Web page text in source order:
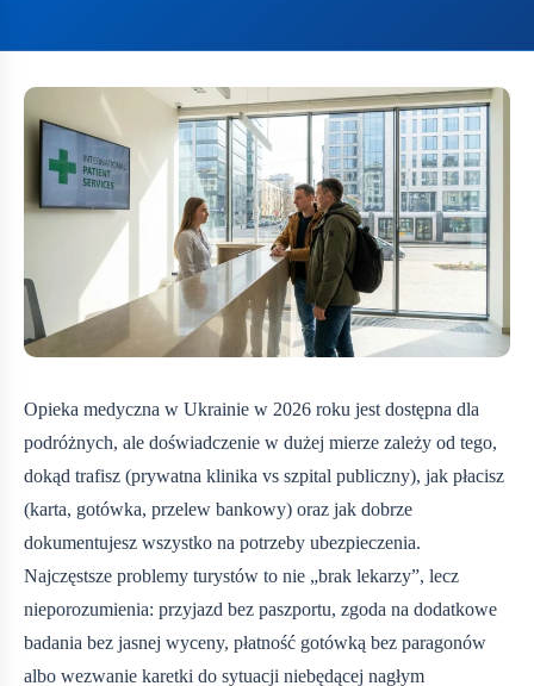
Opieka medyczna w Ukrainie w 2026 roku jest dostępna dla
podróżnych, ale doświadczenie w dużej mierze zależy od tego,
dokąd trafisz (prywatna klinika vs szpital publiczny), jak płacisz
(karta, gotówka, przelew bankowy) oraz jak dobrze
dokumentujesz wszystko na potrzeby ubezpieczenia.
Najczęstsze problemy turystów to nie „brak lekarzy”, lecz
nieporozumienia: przyjazd bez paszportu, zgoda na dodatkowe
badania bez jasnej wyceny, płatność gotówką bez paragonów
albo wezwanie karetki do sytuacji niebędącej nagłym